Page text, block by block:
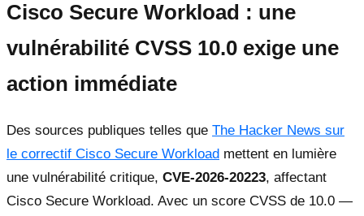
Cisco Secure Workload : une
vulnérabilité CVSS 10.0 exige une
action immédiate
Des sources publiques telles que The Hacker News sur
le correctif Cisco Secure Workload mettent en lumière
une vulnérabilité critique, CVE-2026-20223, affectant
Cisco Secure Workload. Avec un score CVSS de 10.0 —